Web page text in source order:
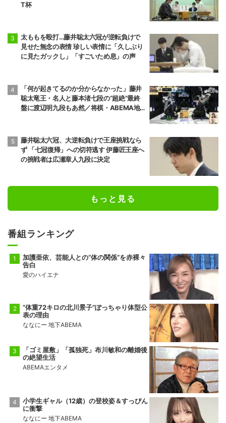
T杯
太ももを殴打…藤井聡太六冠が逆転負けで
見せた無念の表情 珍しい表情に「久しぶり
に見たガックし」「すごいため息」の声
「何が起きてるのか分からなかった」藤井
聡太竜王・名人と藤本渚七段の“超絶”最終
盤に渡辺明九段もあ然／将棋・ABEMA地
藤井聡太六冠、大逆転負けで王座挑戦なら
ず 「七冠復帰」への切符逃す 伊藤匠王座へ
の挑戦者は広瀬章人九段に決定
もっと見る
番組ランキング
加護亜依、芸能人との“体の関係”を赤裸々
告白
愛のハイエナ
“体重72キロの北川景子”ぽっちゃり体型公
表の理由
ななにー 地下ABEMA
「ゴミ屋敷」「孤独死」布川敏和の離婚後
の絶望生活
ABEMAエンタメ
小学生ギャル（12歳）の登校姿＆すっぴん
に衝撃
ななにー 地下ABEMA